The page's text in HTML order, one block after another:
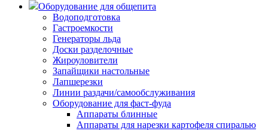
Оборудование для общепита
Водоподготовка
Гастроемкости
Генераторы льда
Доски разделочные
Жироуловители
Запайщики настольные
Лапшерезки
Линии раздачи/самообслуживания
Оборудование для фаст-фуда
Аппараты блинные
Аппараты для нарезки картофеля спиралью